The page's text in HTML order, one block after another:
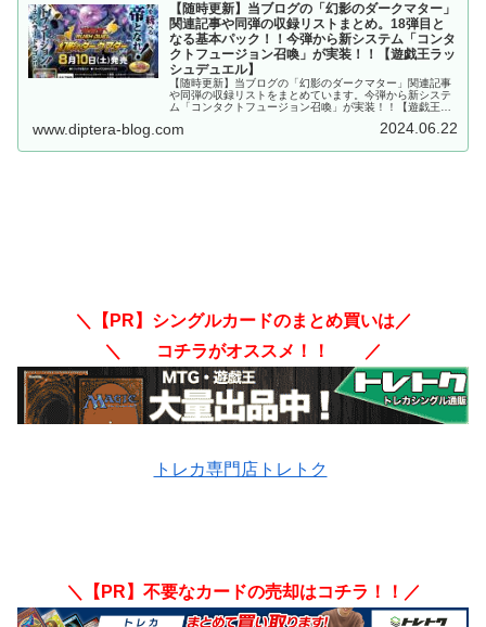
【随時更新】当ブログの「幻影のダークマター」
関連記事や同弾の収録リストまとめ。18弾目と
なる基本パック！！今弾から新システム「コンタ
クトフュージョン召喚」が実装！！【遊戯王ラッ
シュデュエル】
【随時更新】当ブログの「幻影のダークマター」関連記事
や同弾の収録リストをまとめています。今弾から新システ
ム「コンタクトフュージョン召喚」が実装！！【遊戯王ラ
www.diptera-blog.com 2024.06.22
＼【PR】シングルカードのまとめ買いは／
＼ コチラがオススメ！！ ／
トレカ専門店トレトク
＼【PR】不要なカードの売却はコチラ！！／